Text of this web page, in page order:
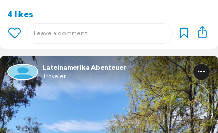
4 likes
Lateinamerika Abenteuer
Traveler